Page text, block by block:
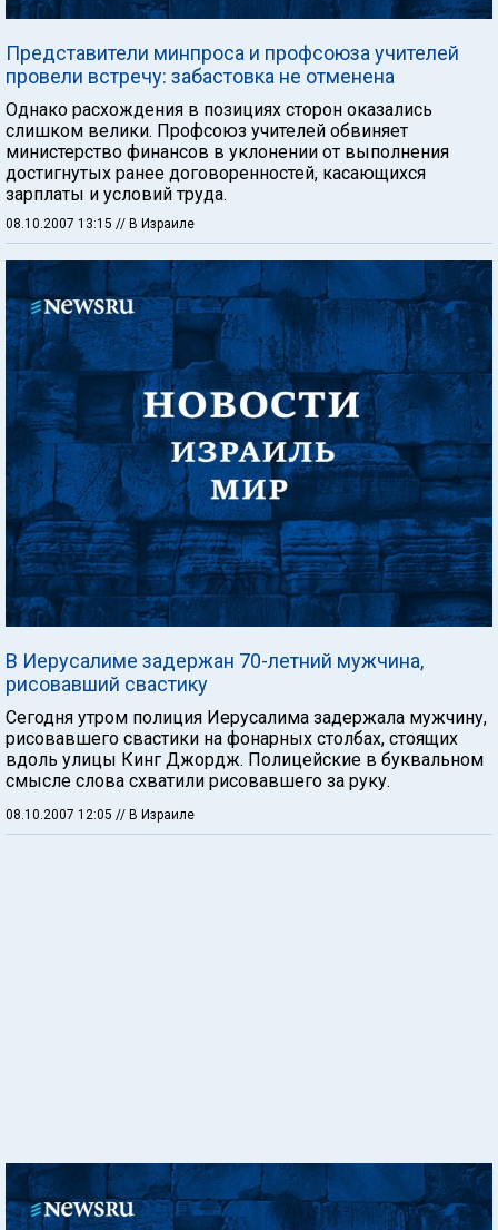
Представители минпроса и профсоюза учителей
провели встречу: забастовка не отменена
Однако расхождения в позициях сторон оказались
слишком велики. Профсоюз учителей обвиняет
министерство финансов в уклонении от выполнения
достигнутых ранее договоренностей, касающихся
зарплаты и условий труда.
08.10.2007 13:15 // В Израиле
В Иерусалиме задержан 70-летний мужчина,
рисовавший свастику
Сегодня утром полиция Иерусалима задержала мужчину,
рисовавшего свастики на фонарных столбах, стоящих
вдоль улицы Кинг Джордж. Полицейские в буквальном
смысле слова схватили рисовавшего за руку.
08.10.2007 12:05 // В Израиле